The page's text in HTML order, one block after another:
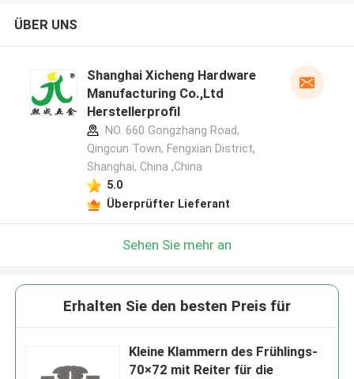
ÜBER UNS
Shanghai Xicheng Hardware
Manufacturing Co.,Ltd
Herstellerprofil
NO. 660 Gongzhang Road,
Qingcun Town, Fengxian District,
Shanghai, China ,China
5.0
Überprüfter Lieferant
Sehen Sie mehr an
Erhalten Sie den besten Preis für
Kleine Klammern des Frühlings-
70×72 mit Reiter für die